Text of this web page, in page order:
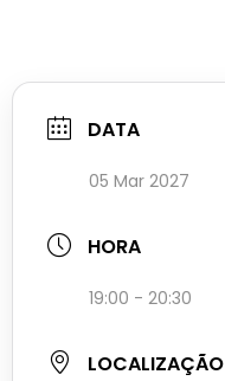
DATA
05 Mar 2027
HORA
19:00 - 20:30
LOCALIZAÇÃO